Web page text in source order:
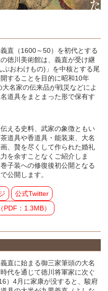
直（1600～50）を初代とする
徳川美術館は、義直が受け継
おわけもの)」を中核とする尾
することを目的に昭和10年
名家の伝来品が戦災などによ
道具をまとまった形で保有す
える史料、武家の象徴ともい
道具や香道具・能装束、大名
、贅を尽くして作られた婚礼
を余すことなくご紹介しま
子装への修復後初公開となる
公開します。
公式Twitter
：1.3MB）
直に始まる御三家筆頭の大名
代を通じて徳川将軍家に次ぐ
）4月に家康が没すると、駿府